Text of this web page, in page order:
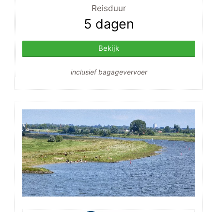
Reisduur
5 dagen
Bekijk
inclusief bagagevervoer